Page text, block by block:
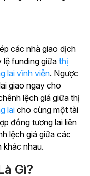
các nhà giao dịch
lệ funding giữa thị
lai vĩnh viễn. Ngược
giao ngay cho
lệch giá giữa thị
laicho cùng một tài
đồng tương lai liên
lệch giá giữa các
khác nhau.
Gì?